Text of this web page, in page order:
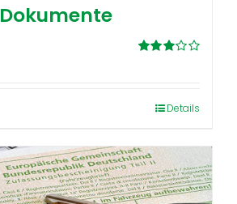
Dokumente
Details